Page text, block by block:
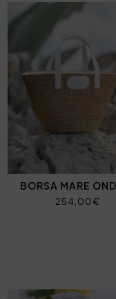
BORSA MARE
254,00€